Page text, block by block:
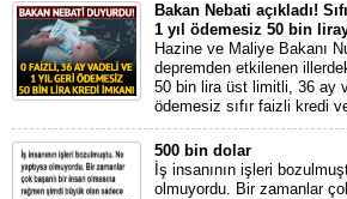
Bakan Nebati açıkladı!
1 yıl ödemesiz 50 bin
Hazine ve Maliye Bakanı
depremden etkilenen
50 bin lira üst limitli, 36 ay
ödemesiz sıfır faizli kredi
500 bin dolar
İş insanının işleri
olmuyordu. Bir zamanlar